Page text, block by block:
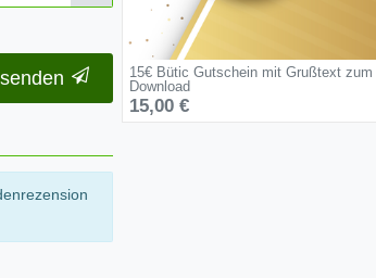
15€ Bütic Gutschein mit Grußtext zum
Download
15,00 €